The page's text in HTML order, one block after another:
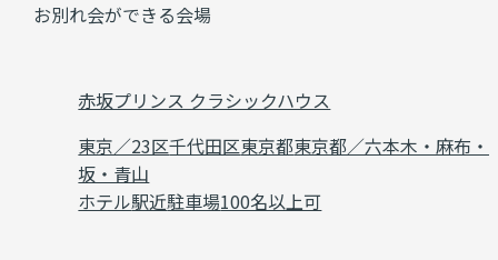
お別れ会ができる会場
赤坂プリンス クラシックハウス
東京／23区千代田区東京都東京都／六本木・麻布・
坂・青山
ホテル駅近駐車場100名以上可